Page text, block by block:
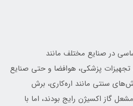
در صنایع مختلف مانند
تجهیزات پزشکی، هوافضا و حتی صنایع
سنتی مانند اره‌کاری، برش
گاز اکسیژن رایج بودند، اما با